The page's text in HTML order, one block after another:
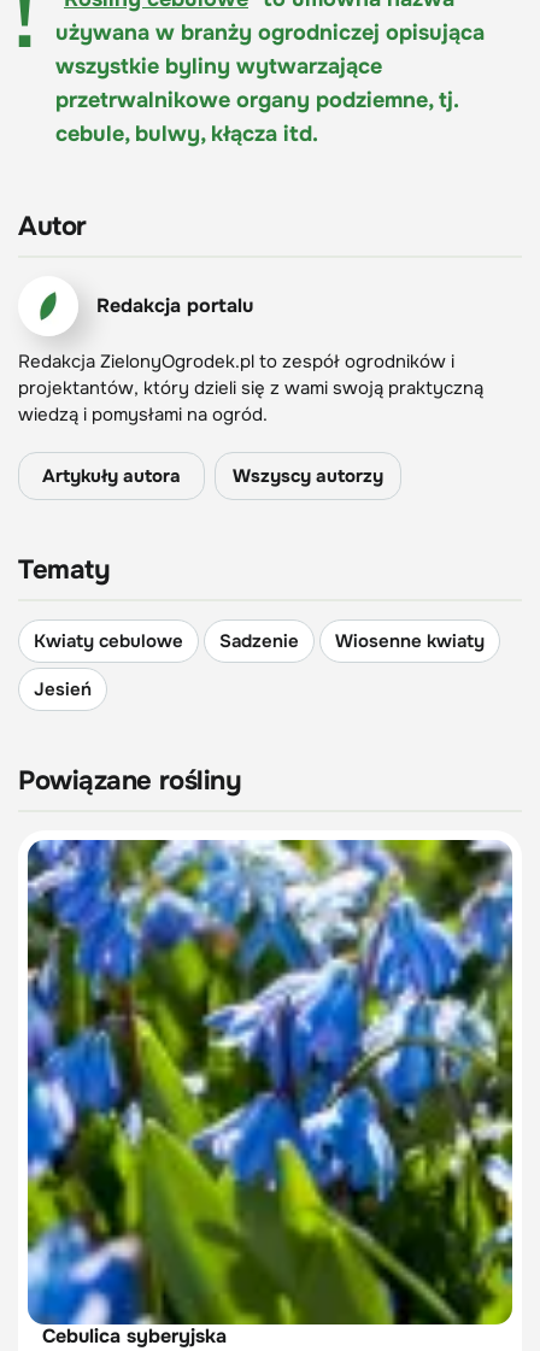
używana w branży ogrodniczej opisująca
wszystkie byliny wytwarzające
przetrwalnikowe organy podziemne, tj.
cebule, bulwy, kłącza itd.
Autor
Redakcja portalu
Redakcja ZielonyOgrodek.pl to zespół ogrodników i
projektantów, który dzieli się z wami swoją praktyczną
wiedzą i pomysłami na ogród.
Artykuły autora Wszyscy autorzy
Tematy
Kwiaty cebulowe Sadzenie
Wiosenne kwiaty
Jesień
Powiązane rośliny
Cebulica syberyjska